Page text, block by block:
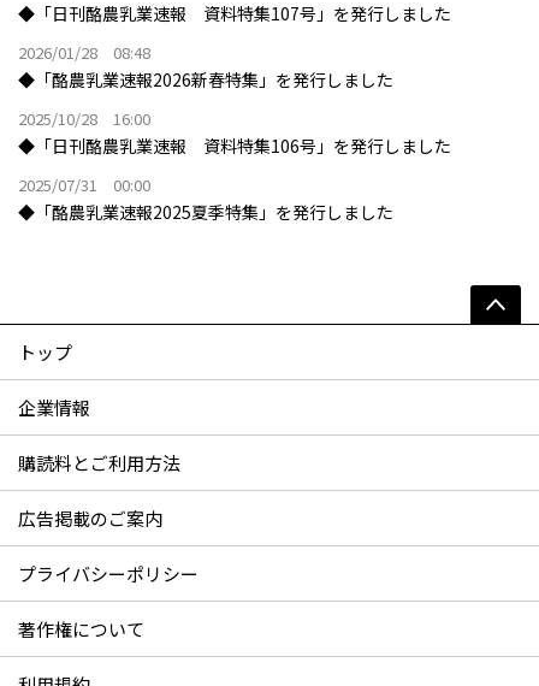
◆「日刊酪農乳業速報 資料特集107号」を発行しました
2026/01/28 08:48
◆「酪農乳業速報2026新春特集」を発行しました
2025/10/28 16:00
◆「日刊酪農乳業速報 資料特集106号」を発行しました
2025/07/31 00:00
◆「酪農乳業速報2025夏季特集」を発行しました
トップ
企業情報
購読料とご利用方法
広告掲載のご案内
プライバシーポリシー
著作権について